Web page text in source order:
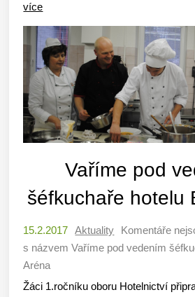
více
Vaříme pod
šéfkuchaře hotelu
15.2.2017 Aktuality Komentáře
s názvem Vaříme pod vedením
Aréna
Žáci 1.ročníku oboru Hotelnictví